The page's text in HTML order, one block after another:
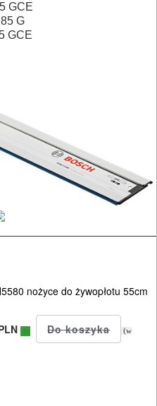
GCE
G
GCE
nożyce do żywopłotu 55cm
(w